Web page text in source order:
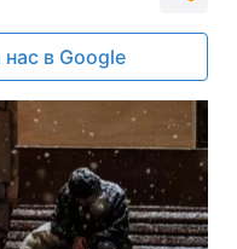
нас в Google